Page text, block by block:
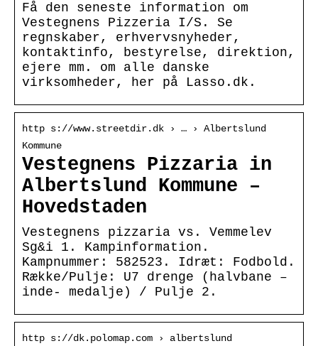
Få den seneste information om
Vestegnens Pizzeria I/S. Se
regnskaber, erhvervsnyheder,
kontaktinfo, bestyrelse, direktion,
ejere mm. om alle danske
virksomheder, her på Lasso.dk.
http s://www.streetdir.dk › … › Albertslund
Kommune
Vestegnens Pizzaria in
Albertslund Kommune –
Hovedstaden
Vestegnens pizzaria vs. Vemmelev
Sg&i 1. Kampinformation.
Kampnummer: 582523. Idræt: Fodbold.
Række/Pulje: U7 drenge (halvbane –
inde- medalje) / Pulje 2.
http s://dk.polomap.com › albertslund